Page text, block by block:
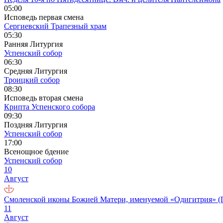
05:00
Исповедь первая смена
Сергиевский Трапезный храм
05:30
Ранняя Литургия
Успенский собор
06:30
Средняя Литургия
Троицкий собор
08:30
Исповедь вторая смена
Крипта Успенского собора
09:30
Поздняя Литургия
Успенский собор
17:00
Всенощное бдение
Успенский собор
10
Август
Смоленской иконы Божией Матери, именуемой «Одигитрия»
11
Август